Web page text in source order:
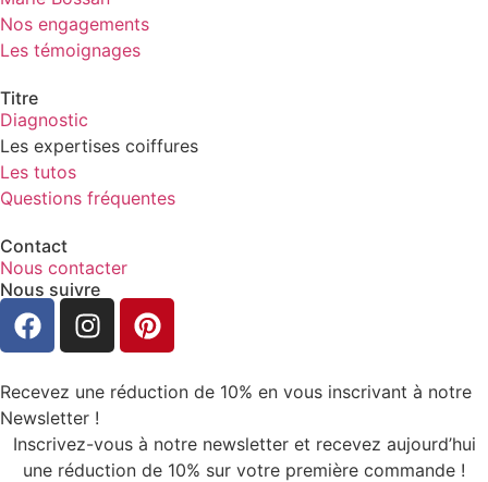
Nos engagements
Les témoignages
Titre
Diagnostic
Les expertises coiffures
Les tutos
Questions fréquentes
Contact
Nous contacter
Nous suivre
Recevez une réduction de 10% en vous inscrivant à notre
Newsletter !
Inscrivez-vous à notre newsletter et recevez aujourd’hui
une réduction de 10% sur votre première commande !